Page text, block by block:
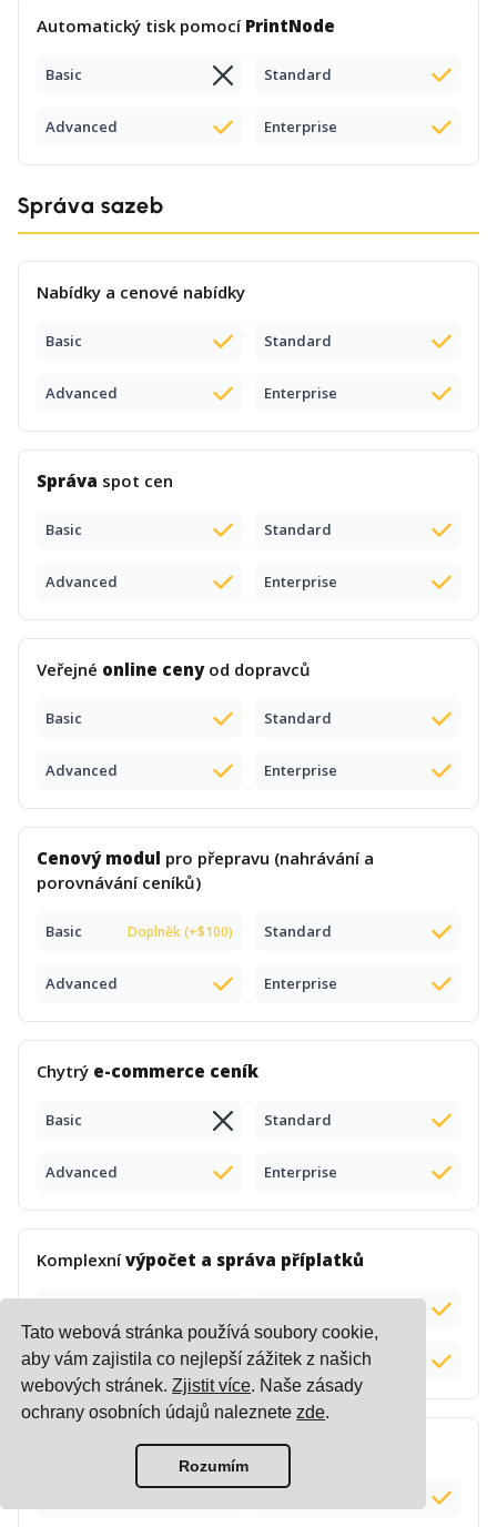
Tato webová stránka používá soubory cookie,
aby vám zajistila co nejlepší zážitek z našich
webových stránek.Zjistit více. Naše zásady
ochrany osobních údajů naleznete zde.
Rozumím
Automatický tisk pomocí PrintNode
Basic Standard
Advanced Enterprise
Správa sazeb
Nabídky a cenové nabídky
Basic Standard
Advanced Enterprise
Správa spot cen
Basic Standard
Advanced Enterprise
Veřejné online cenyod dopravců
Basic Standard
Advanced Enterprise
Cenový modul pro přepravu (nahrávání a
porovnávání ceníků)
Basic Doplněk (+$100) Standard
Advanced Enterprise
Chytrý e-commerce ceník
Basic Standard
Advanced Enterprise
Komplexnívýpočet a správa příplatků
Advanced Enterprise
dodací lhůty